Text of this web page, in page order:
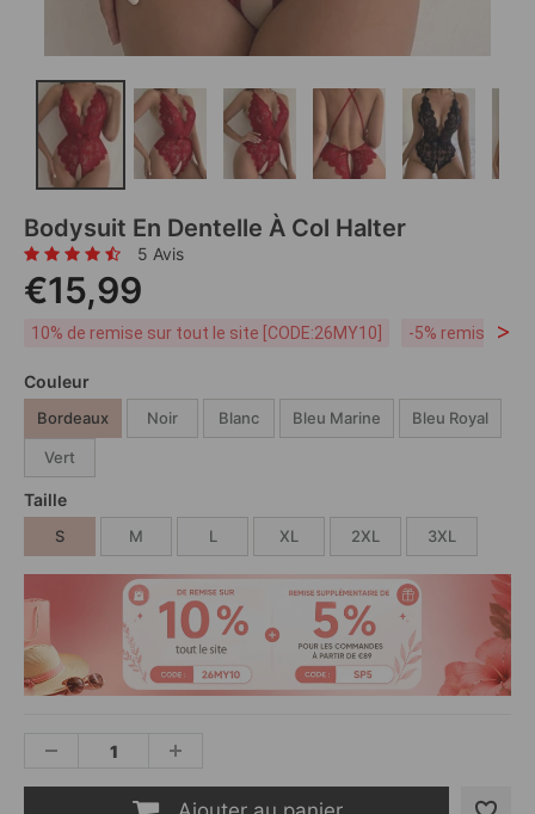
Bodysuit En Dentelle À Col Halter
5 Avis
€15,99
10% de remise sur tout le site [CODE:26MY10] -5% remise dès
>
Couleur
Bordeaux Noir Blanc Bleu Marine Bleu Royal
Vert
Taille
S M L XL 2XL 3XL